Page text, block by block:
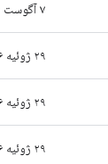
۷ آگوست ۲۰۲۴
۲۹ ژوئیه ۲۰۲۶
۲۹ ژوئیه ۲۰۲۶
۲۹ ژوئیه ۲۰۲۶